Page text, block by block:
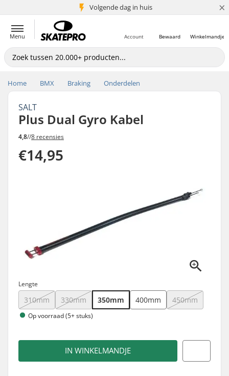
Volgende dag in huis
5+ mln. klanten ×
Menu Winkelmandje
Bewaard
Account
Home BMX Braking Onderdelen
SALT
Plus Dual Gyro Kabel
4,8//8 recensies
€14,95
Lengte
310mm 330mm 350mm 400mm 450mm
Op voorraad (5+ stuks)
IN WINKELMANDJE